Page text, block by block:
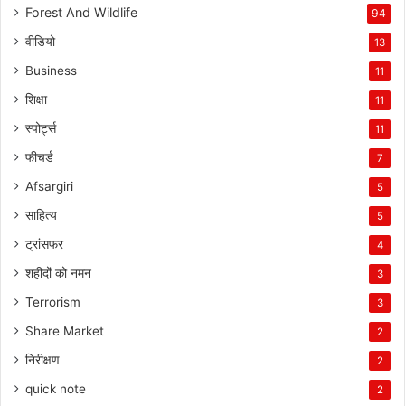
Forest And Wildlife 94
वीडियो 13
Business 11
शिक्षा 11
स्पोर्ट्स 11
फीचर्ड 7
Afsargiri 5
साहित्य 5
ट्रांसफर 4
शहीदों को नमन 3
Terrorism 3
Share Market 2
निरीक्षण 2
quick note 2